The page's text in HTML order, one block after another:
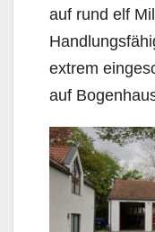
auf rund elf
extrem
auf